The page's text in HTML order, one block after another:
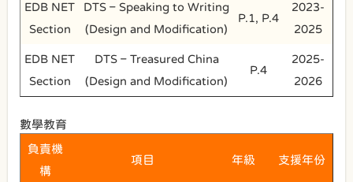
EDB NET
Section
DTS – Speaking to Writing
(Design and Modification)
P.1, P.4
2023-
2025
EDB NET
Section
DTS – Treasured China
(Design and Modification)
P.4
2025-
2026
數學教育
負責機
構
項目 年級 支援年份